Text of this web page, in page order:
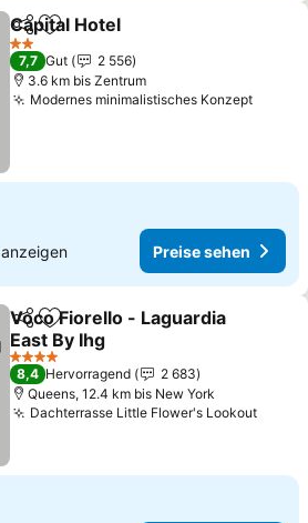
TeilenZu Favoriten hinzufügen
Capital Hotel
2 Sterne
7,7 Gut
2 556
3.6 km bis Zentrum
Modernes minimalistisches Konzept
anzeigen Preise sehen
TeilenZu Favoriten hinzufügen
Voco Fiorello - Laguardia
East By Ihg
4 Sterne
8,4 Hervorragend
2 683
Queens, 12.4 km bis New York
Dachterrasse Little Flower's Lookout